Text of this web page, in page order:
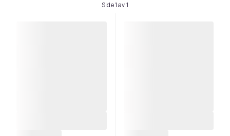
Side 1 av 1